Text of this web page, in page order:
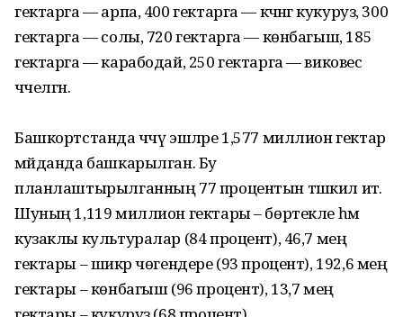
гектарга — арпа, 400 гектарга — кәчәнгә кукуруз, 300
гектарга — солы, 720 гектарга — көнбагыш, 185
гектарга — карабодай, 250 гектарга — виковес
чәчелгән.
Башкортстанда чәчү эшләре 1,577 миллион гектар
мәйданда башкарылган. Бу
планлаштырылганның 77 процентын тәшкил итә.
Шуның 1,119 миллион гектары – бөртекле һәм
кузаклы культуралар (84 процент), 46,7 мең
гектары – шикәр чөгендере (93 процент), 192,6 мең
гектары – көнбагыш (96 процент), 13,7 мең